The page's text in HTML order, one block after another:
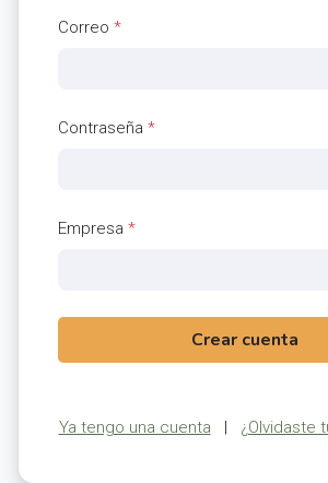
Correo *
Contraseña *
Empresa *
Crear cuenta
Ya tengo una cuenta | ¿Olvidaste